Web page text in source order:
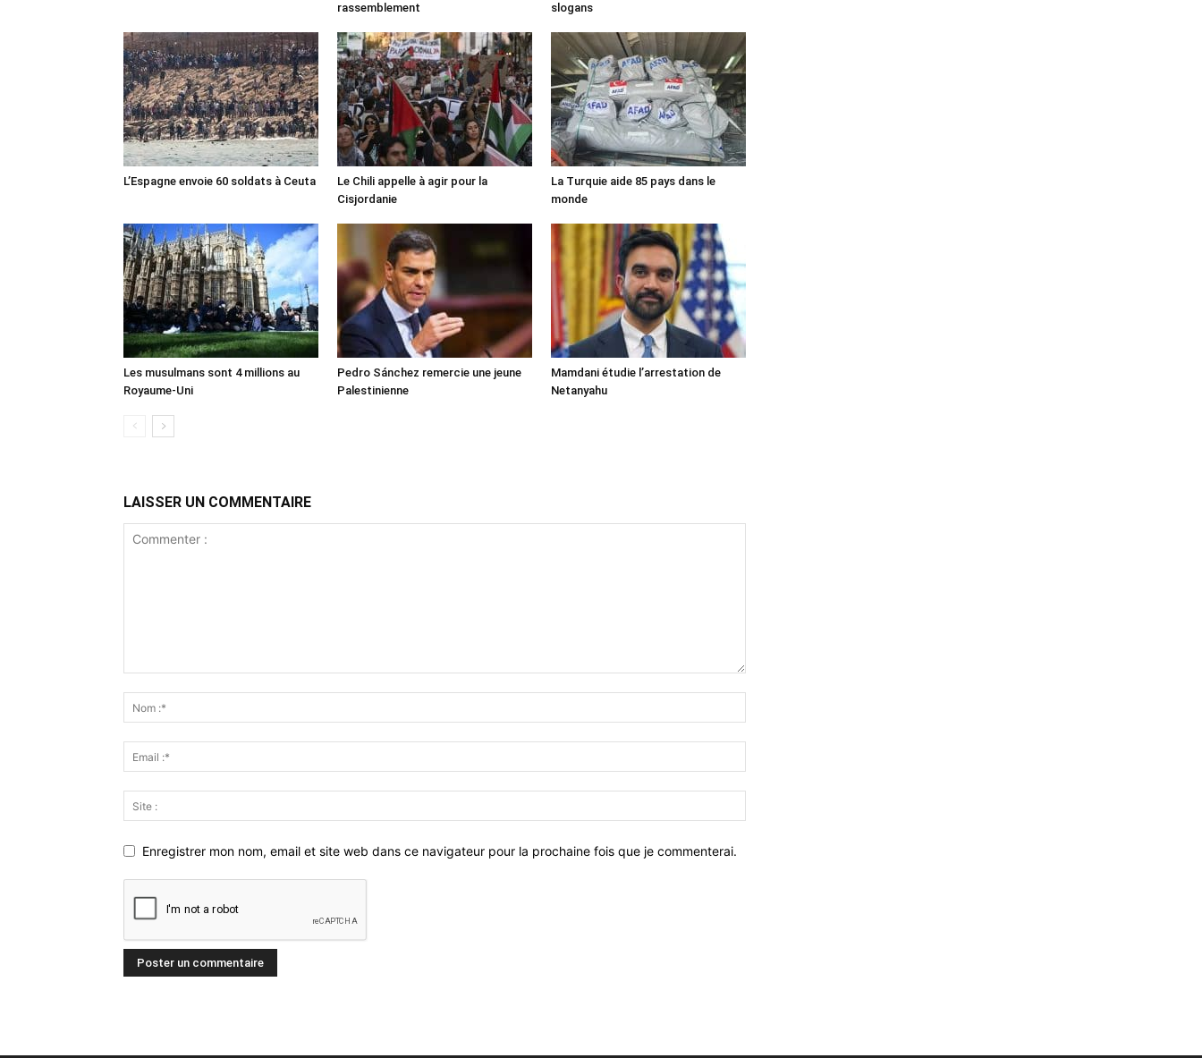
rassemblement
slogans
L’Espagne envoie 60 soldats à Ceuta
Le Chili appelle à agir pour la
Cisjordanie
La Turquie aide 85 pays dans le
monde
Les musulmans sont 4 millions au
Royaume-Uni
Pedro Sánchez remercie une jeune
Palestinienne
Mamdani étudie l’arrestation de
Netanyahu
LAISSER UN COMMENTAIRE
Enregistrer mon nom, email et site web dans ce navigateur pour la prochaine fois que je commenterai.